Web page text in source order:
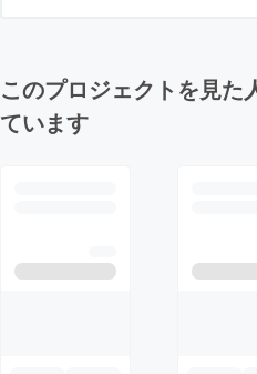
このプロジェクトを見た
ています